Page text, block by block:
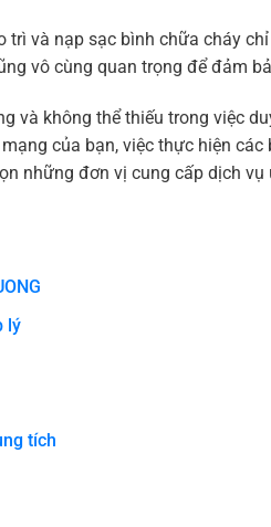
trì và nạp sạc bình chữa cháy
vô cùng quan trọng để đảm
và không thể thiếu trong việc
của bạn, việc thực hiện
những đơn vị cung cấp dịch
lý
tích